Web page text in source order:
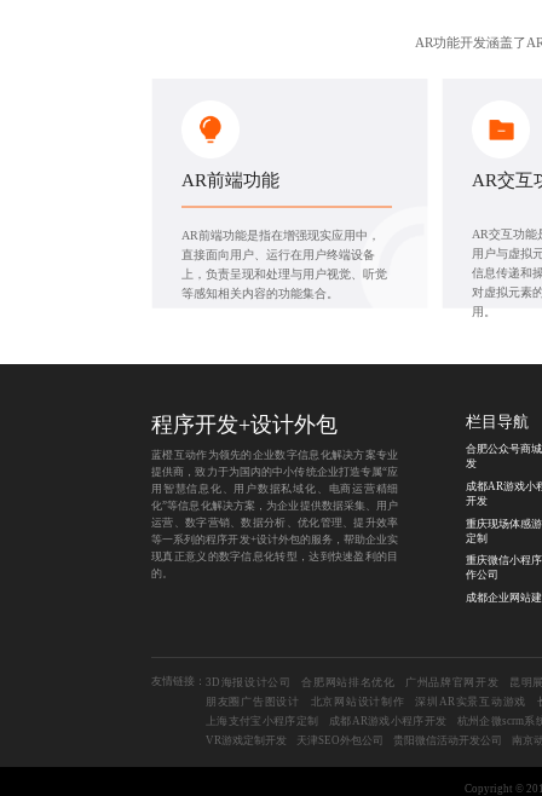
AR功能开发涵盖了
AR前端功能
AR前端功能是指在增强现实应用中，
直接面向用户、运行在用户终端设备
上，负责呈现和处理与用户视觉、听觉
等感知相关内容的功能集合。
AR交互
AR交互功能
用户与虚拟
信息传递和
对虚拟元素
用。
程序开发+设计外包
蓝橙互动作为领先的企业数字信息化解决方案专业
提供商，致力于为国内的中小传统企业打造专属“应
用智慧信息化、用户数据私域化、电商运营精细
化”等信息化解决方案，为企业提供数据采集、用户
运营、数字营销、数据分析、优化管理、提升效率
等一系列的程序开发+设计外包的服务，帮助企业实
现真正意义的数字信息化转型，达到快速盈利的目
的。
栏目导航
合肥公众号商
发
成都AR游戏小
开发
重庆现场体感
定制
重庆微信小程
作公司
成都企业网站
友情链接： 3D海报设计公司 合肥网站排名优化 广州品牌官网开发
昆明
朋友圈广告图设计
北京网站设计制作 深圳AR实景互动游戏
上海支付宝小程序定制
成都AR游戏小程序开发
杭州企微scrm系
VR游戏定制开发
天津SEO外包公司 贵阳微信活动开发公司 南京
Copyright ©